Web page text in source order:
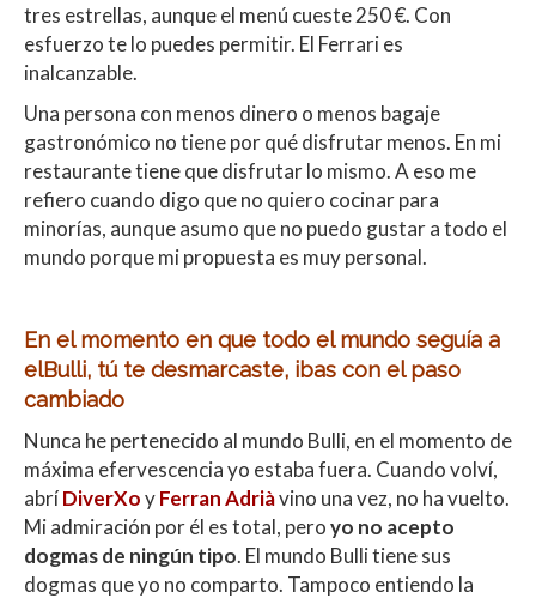
tres estrellas, aunque el menú cueste 250 €. Con
esfuerzo te lo puedes permitir. El Ferrari es
inalcanzable.
Una persona con menos dinero o menos bagaje
gastronómico no tiene por qué disfrutar menos. En mi
restaurante tiene que disfrutar lo mismo. A eso me
refiero cuando digo que no quiero cocinar para
minorías, aunque asumo que no puedo gustar a todo el
mundo porque mi propuesta es muy personal.
En el momento en que todo el mundo seguía a
elBulli, tú te desmarcaste, ibas con el paso
cambiado
Nunca he pertenecido al mundo Bulli, en el momento de
máxima efervescencia yo estaba fuera. Cuando volví,
abríDiverXoyFerran Adriàvino una vez, no ha vuelto.
Mi admiración por él es total, peroyo no acepto
dogmas de ningún tipo. El mundo Bulli tiene sus
dogmas que yo no comparto. Tampoco entiendo la